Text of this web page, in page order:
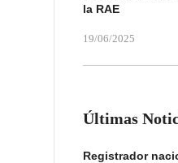
la RAE
19/06/2025
Últimas
Registrador